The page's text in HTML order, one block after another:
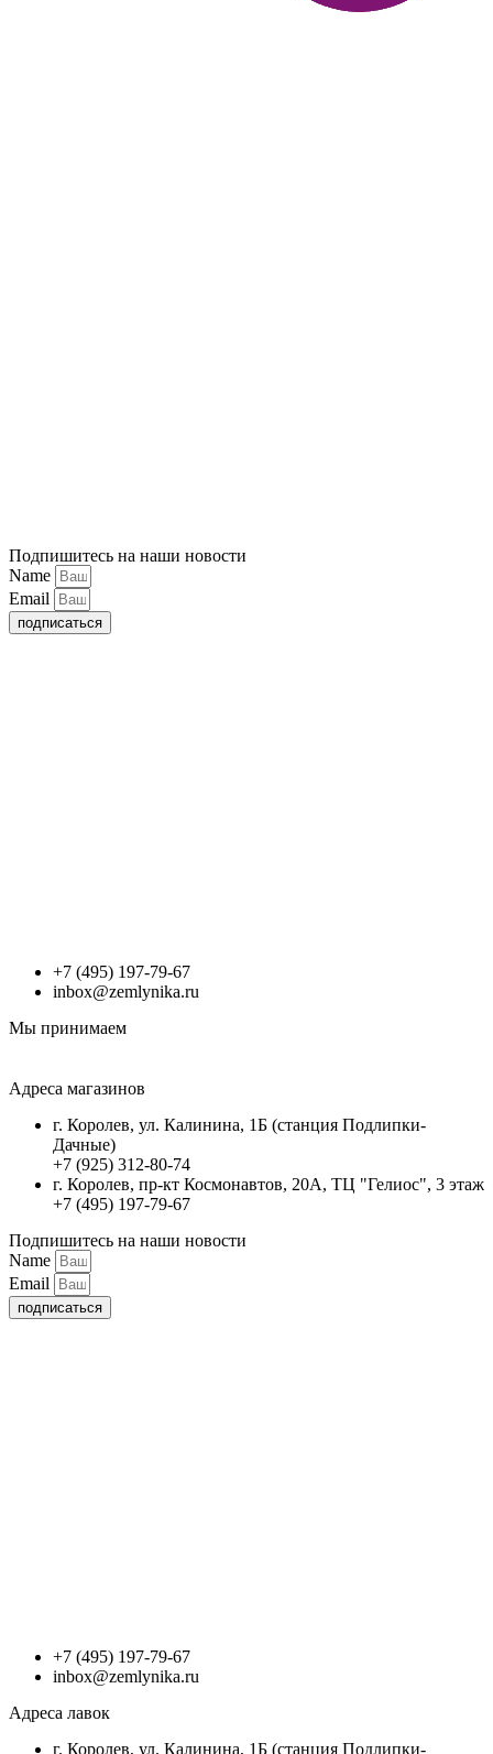
Подпишитесь на наши новости
Name
Email
подписаться
+7 (495) 197-79-67
inbox@zemlynika.ru
Мы принимаем
Адреса магазинов
г. Королев, ул. Калинина, 1Б (станция Подлипки-
Дачные)
+7 (925) 312-80-74
г. Королев, пр-кт Космонавтов, 20А, ТЦ "Гелиос", 3 этаж
+7 (495) 197-79-67
Подпишитесь на наши новости
Name
Email
подписаться
+7 (495) 197-79-67
inbox@zemlynika.ru
Адреса лавок
г. Королев, ул. Калинина, 1Б (станция Подлипки-